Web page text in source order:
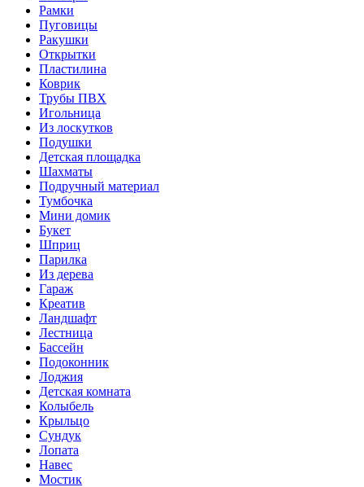
Рамки
Пуговицы
Ракушки
Открытки
Пластилина
Коврик
Трубы ПВХ
Игольница
Из лоскутков
Подушки
Детская площадка
Шахматы
Подручный материал
Тумбочка
Мини домик
Букет
Шприц
Парилка
Из дерева
Гараж
Креатив
Ландшафт
Лестница
Бассейн
Подоконник
Лоджия
Детская комната
Колыбель
Крыльцо
Сундук
Лопата
Навес
Мостик